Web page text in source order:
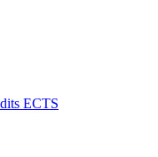
ECTS